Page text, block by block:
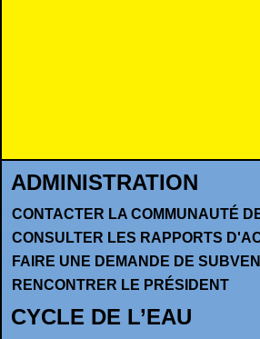
ADMINISTRATION
CONTACTER LA COMMUNAUTÉ
CONSULTER LES RAPPORTS
FAIRE UNE DEMANDE DE
RENCONTRER LE PRÉSIDENT
CYCLE DE L’EAU